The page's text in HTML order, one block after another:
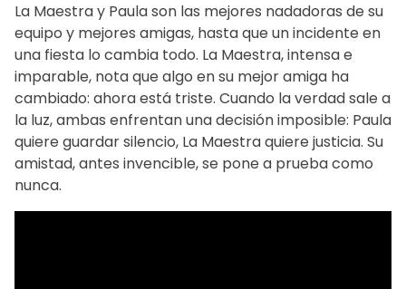
La Maestra y Paula son las mejores nadadoras de su
equipo y mejores amigas, hasta que un incidente en
una fiesta lo cambia todo. La Maestra, intensa e
imparable, nota que algo en su mejor amiga ha
cambiado: ahora está triste. Cuando la verdad sale a
la luz, ambas enfrentan una decisión imposible: Paula
quiere guardar silencio, La Maestra quiere justicia. Su
amistad, antes invencible, se pone a prueba como
nunca.